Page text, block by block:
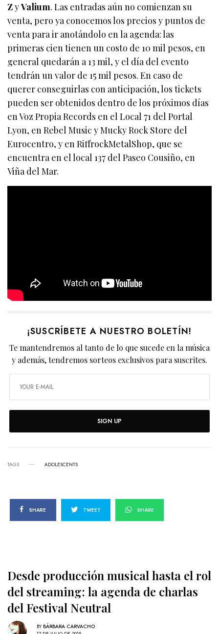
ZyValium. Las entradas aún no comienzan su
venta, pero ya conocemos los precios y puntos de
venta para ir anotándolo en la agenda: las
primeras cien tienen un costo de 10 mil pesos, en
general quedarán a 13 mil, y el día del evento
tendrán un valor de 15 mil pesos. En caso de
querer conseguirlas con anticipación, los tickets
pueden ser obtenidos dentro de los próximos días
en Voz Propia Records en el Local 71 del Portal
Lyon, en Rebel Music y Mucky Rock Store del
Eurocentro, y en RiffrockMetalShop, que se
encuentra en el local 137 del Paseo Cousiño, en
Viña del Mar.
¡SUSCRÍBETE A NUESTRO BOLETÍN!
Te mantendremos al tanto de lo que sucede en la música
y además, tendremos sorteos exclusivos para suscrites.
SIGN UP
TAGS ADOLESCENTS
SHARE TWEET SHARE
Desde producción musical hasta el rol
del streaming: la agenda de charlas
del Festival Neutral
BY BÁRBARA CARVACHO